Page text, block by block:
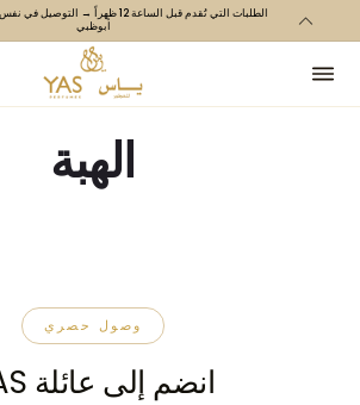
تخطي الى
الطلبات التي تُقدم قبل الساعة 12 ظهراً →
أبوظبي
الهبة
وصول حصري
انضم إلى عائلة YAS